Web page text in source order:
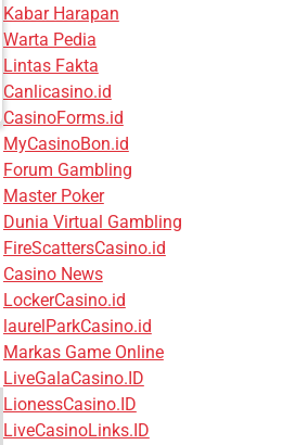
Kabar Harapan
Warta Pedia
Lintas Fakta
Canlicasino.id
CasinoForms.id
MyCasinoBon.id
Forum Gambling
Master Poker
Dunia Virtual Gambling
FireScattersCasino.id
Casino News
LockerCasino.id
laurelParkCasino.id
Markas Game Online
LiveGalaCasino.ID
LionessCasino.ID
LiveCasinoLinks.ID